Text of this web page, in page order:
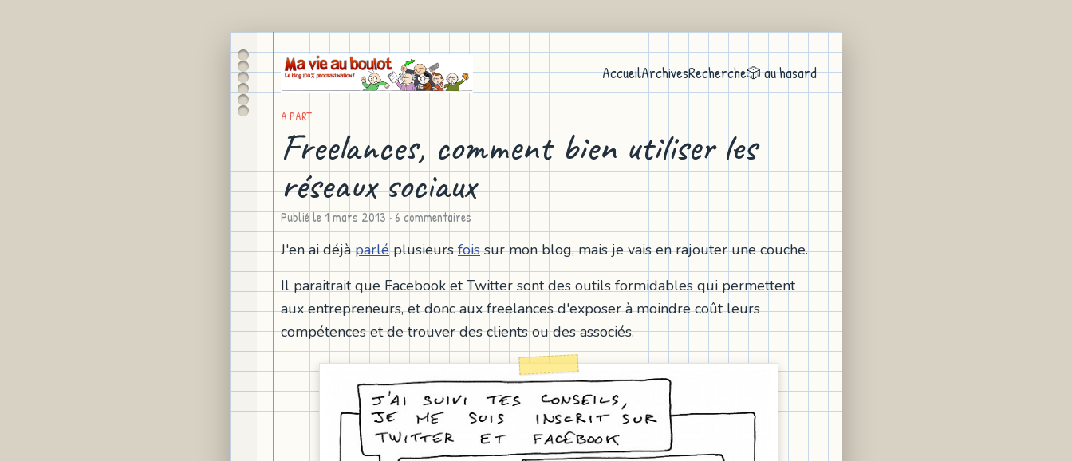
AccueilArchivesRecherche🎲 au hasard
A PART
Freelances, comment bien utiliser les
réseaux sociaux
Publié le1 mars 2013· 6 commentaires
J'en ai déjàparléplusieursfoissur mon blog, mais je vais en rajouter une couche.
Il paraitrait que Facebook et Twitter sont des outils formidables qui permettent
aux entrepreneurs, et donc aux freelances d'exposer à moindre coût leurs
compétences et de trouver des clients ou des associés.